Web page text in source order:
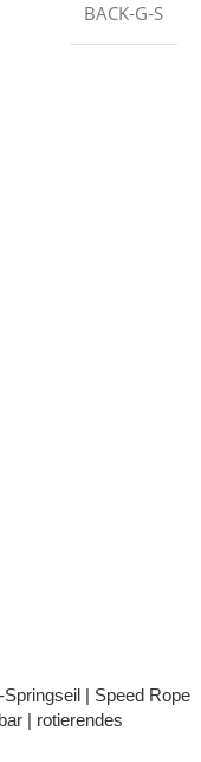
BACK-G-S
Springseil | Speed Rope
| rotierendes